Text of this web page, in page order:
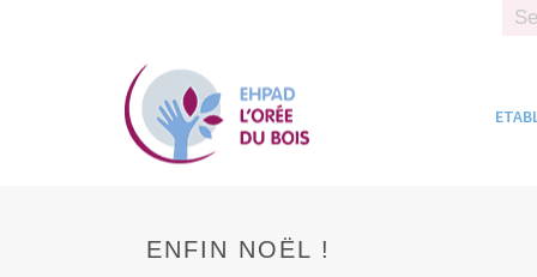
ENFIN NOËL !